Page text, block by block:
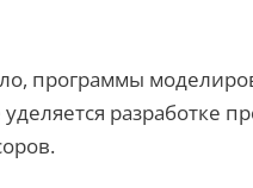
программы
разработке